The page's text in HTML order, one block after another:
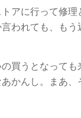
アに行って修理
われても、もう
買うとなっても
かんし。まあ、